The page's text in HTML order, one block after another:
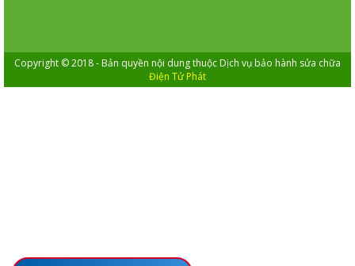
Copyright © 2018 - Bản quyền nội dung thuộc Dịch vụ bảo hành sửa chữa
Điện Tử Phát